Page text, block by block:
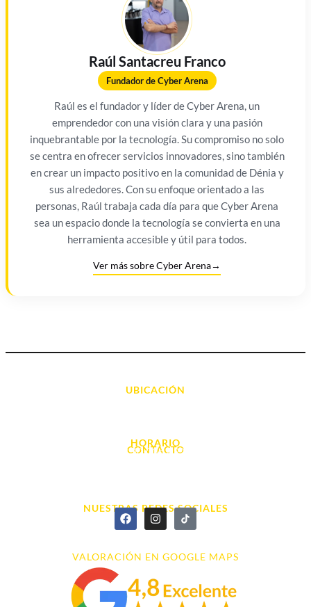
Raúl Santacreu Franco
Fundador de Cyber Arena
Raúl es el fundador y líder de Cyber Arena, un
emprendedor con una visión clara y una pasión
inquebrantable por la tecnología. Su compromiso no solo
se centra en ofrecer servicios innovadores, sino también
en crear un impacto positivo en la comunidad de Dénia y
sus alrededores. Con su enfoque orientado a las
personas, Raúl trabaja cada día para que Cyber Arena
sea un espacio donde la tecnología se convierta en una
herramienta accesible y útil para todos.
Ver más sobre Cyber Arena→
UBICACIÓN
HORARIO
L. - S. 10:00h a 22:00h
CONTACTO
NUESTRAS REDES SOCIALES
VALORACIÓN EN GOOGLE MAPS